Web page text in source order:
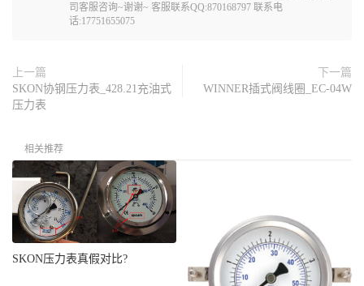
司客服咨询~谢谢~ 客服联系QQ:870168797 联系电
话:17751655075
上一篇
SKON协钢压力表_428.21充油式
压力表
下一篇
WINNER插式阀线圈_EC-04W
相关推荐
SKON压力表真假对比?